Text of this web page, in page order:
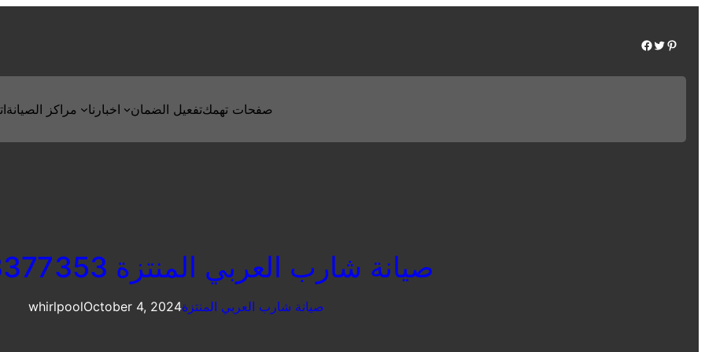
Facebook Twitter Pinterest
مراكز الصيانة اخبارنا تفعيل الضمانصفحات تهمك
صيانة شارب العربي المنتزة 01283377353
whirlpoolOctober 4, 2024صيانة شارب العربي المنتزة